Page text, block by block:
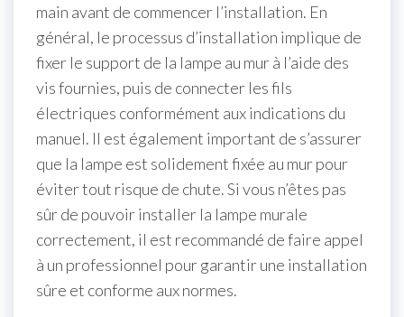
main avant de commencer l’installation. En
général, le processus d’installation implique de
fixer le support de la lampe au mur à l’aide des
vis fournies, puis de connecter les fils
électriques conformément aux indications du
manuel. Il est également important de s’assurer
que la lampe est solidement fixée au mur pour
éviter tout risque de chute. Si vous n’êtes pas
sûr de pouvoir installer la lampe murale
correctement, il est recommandé de faire appel
à un professionnel pour garantir une installation
sûre et conforme aux normes.